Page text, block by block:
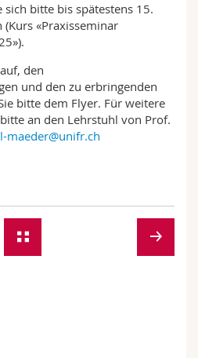
sich bitte bis spätestens 15.
«Praxisseminar
den
und den zu erbringenden
bitte dem Flyer. Für weitere
an den Lehrstuhl von Prof.
maeder@unifr.ch